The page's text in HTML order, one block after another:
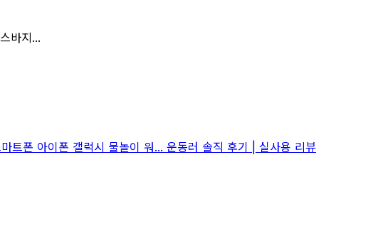
바지...
트폰 아이폰 갤럭시 물놀이 워... 운동러 솔직 후기 | 실사용 리뷰